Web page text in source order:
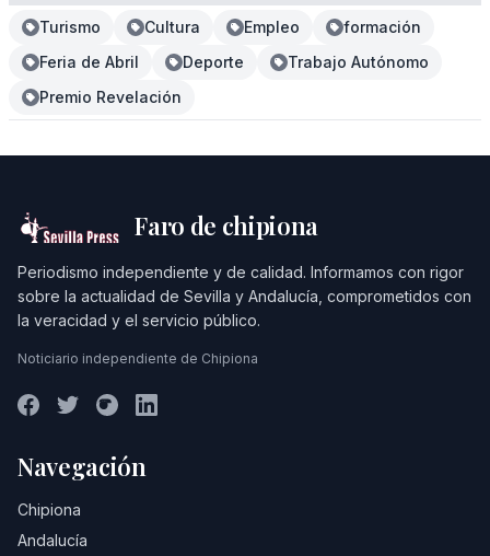
Turismo Cultura Empleo
formación
Feria de Abril
Deporte
Trabajo Autónomo
Premio Revelación
Faro de chipiona
Periodismo independiente y de calidad. Informamos con rigor
sobre la actualidad de Sevilla y Andalucía, comprometidos con
la veracidad y el servicio público.
Noticiario independiente de Chipiona
Navegación
Chipiona
Andalucía